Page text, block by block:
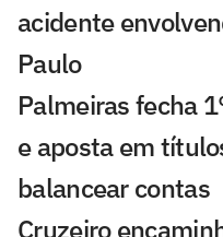
acidente
Paulo
Palmeiras fecha
e aposta em
balancear contas
Cruzeiro